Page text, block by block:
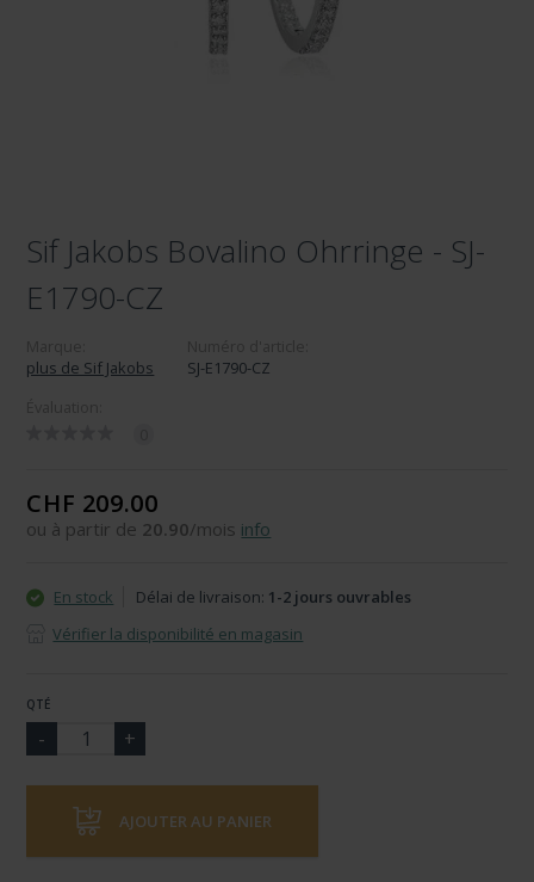
Sif Jakobs Bovalino Ohrringe - SJ-
E1790-CZ
plus de Sif Jakobs
SJ-E1790-CZ
CHF 209.00
ou à partir de 20.90/mois info
En stock Délai de livraison: 1-2 jours ouvrables
Vérifier la disponibilité en magasin
QTÉ
AJOUTER AU PANIER